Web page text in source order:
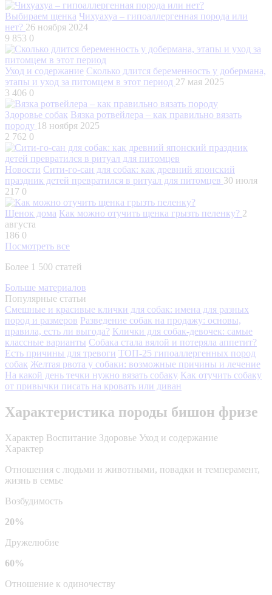
Выбираем щенка Чихуахуа – гипоаллергенная порода или
нет? 26 ноября 2024
9 853 0
Уход и содержание Сколько длится беременность у добермана,
этапы и уход за питомцем в этот период 27 мая 2025
3 406 0
Здоровье собак Вязка ротвейлера – как правильно вязать
породу 18 ноября 2025
2 762 0
Новости Сити-го-сан для собак: как древний японский
праздник детей превратился в ритуал для питомцев 30 июля
217 0
Щенок дома Как можно отучить щенка грызть пеленку? 2
августа
186 0
Посмотреть все
Более 1 500 статей
Больше материалов
Популярные статьи
Смешные и красивые клички для собак: имена для разных
пород и размеров Разведение собак на продажу: основы,
правила, есть ли выгода? Клички для собак-девочек: самые
классные варианты Собака стала вялой и потеряла аппетит?
Есть причины для тревоги ТОП-25 гипоаллергенных пород
собак Желтая рвота у собаки: возможные причины и лечение
На какой день течки нужно вязать собаку Как отучить собаку
от привычки писать на кровать или диван
Характеристика породы бишон фризе
Характер Воспитание Здоровье Уход и содержание
Характер
Отношения с людьми и животными, повадки и темперамент,
жизнь в семье
Возбудимость
20%
Дружелюбие
60%
Отношение к одиночеству